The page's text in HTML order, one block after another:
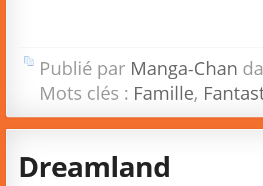
Publié par Manga-Chan
Mots clés : Famille,
Dreamland